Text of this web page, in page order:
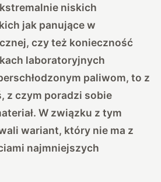
niskich
jak panujące w
czy też konieczność
laboratoryjnych
paliwom, to z
z czym poradzi sobie
W związku z tym
wariant, który nie ma z
najmniejszych